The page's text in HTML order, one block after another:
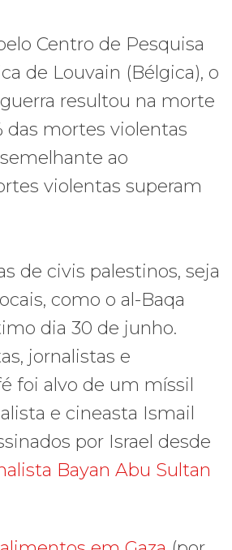
Centro de Pesquisa
de Louvain (Bélgica), o
resultou na morte
das mortes violentas
ao
violentas superam
de civis palestinos, seja
como o al-Baqa
dia 30 de junho.
jornalistas e
foi alvo de um míssil
e cineasta Ismail
por Israel desde
Bayan Abu Sultan